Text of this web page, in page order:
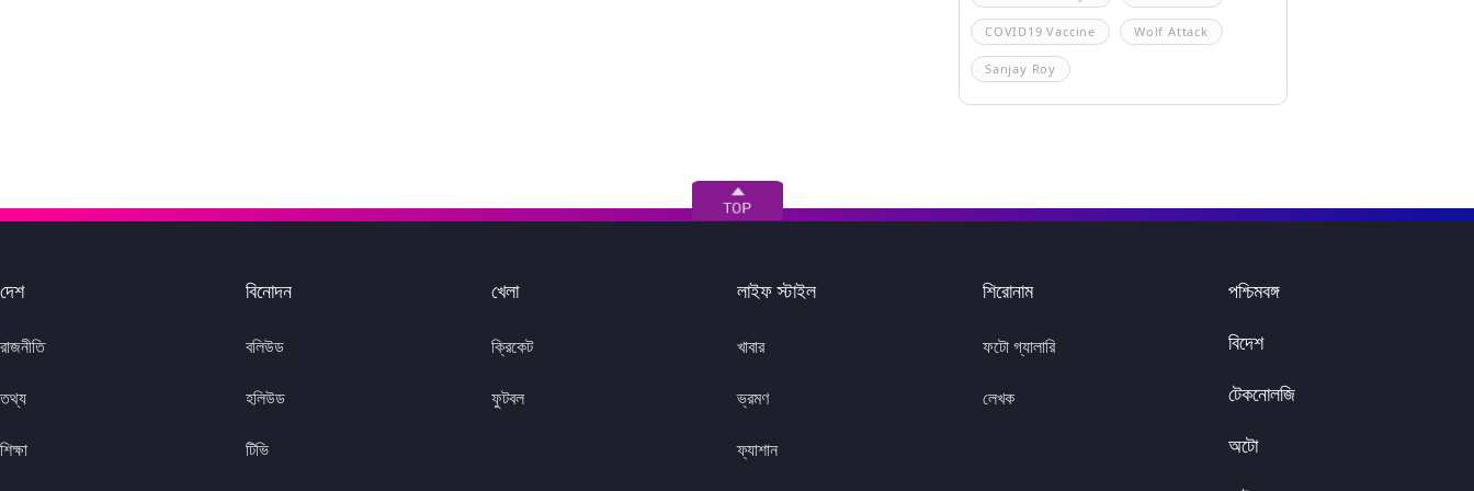
COVID19 Vaccine Wolf Attack
Sanjay Roy
দেশ
রাজনীতি
তথ্য
শিক্ষা
বিনোদন
বলিউড
হলিউড
টিভি
খেলা
ক্রিকেট
ফুটবল
লাইফ স্টাইল
খাবার
ভ্রমণ
ফ্যাশান
শিরোনাম
ফটো গ্যালারি
লেখক
পশ্চিমবঙ্গ
বিদেশ
টেকনোলজি
অটো